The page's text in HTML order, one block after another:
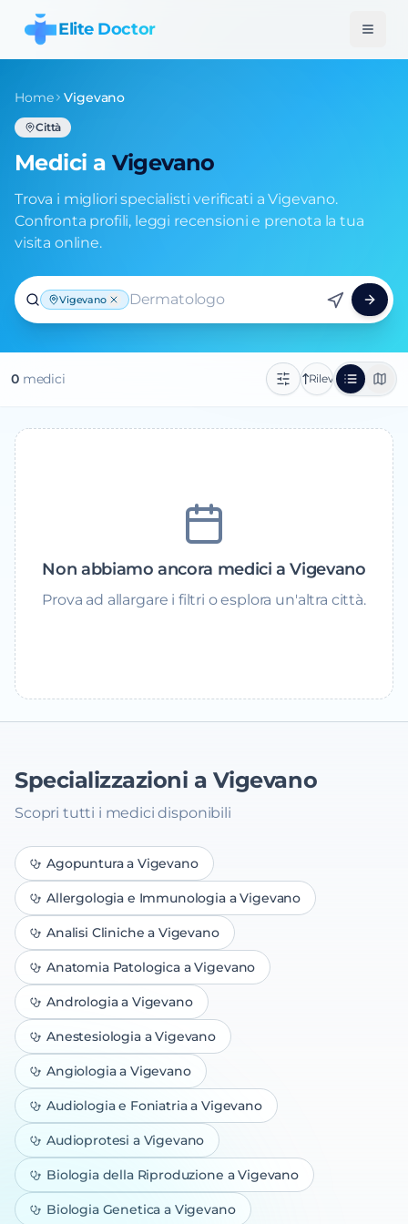
Elite Doctor
Home Vigevano
Città
Medici a Vigevano
Trova i migliori specialisti verificati a Vigevano.
Confronta profili, leggi recensioni e prenota la tua
visita online.
Vigevano Dermatologo
0medici Rilevanza
Non abbiamo ancora medici a Vigevano
Prova ad allargare i filtri o esplora un'altra città.
Specializzazioni a Vigevano
Scopri tutti i medici disponibili
Agopunturaa Vigevano
Allergologia e Immunologiaa Vigevano
Analisi Cliniche a Vigevano
Anatomia Patologicaa Vigevano
Andrologiaa Vigevano
Anestesiologiaa Vigevano
Angiologiaa Vigevano
Audiologia e Foniatriaa Vigevano
Audioprotesi a Vigevano
Biologia della Riproduzione a Vigevano
Biologia Genetica a Vigevano